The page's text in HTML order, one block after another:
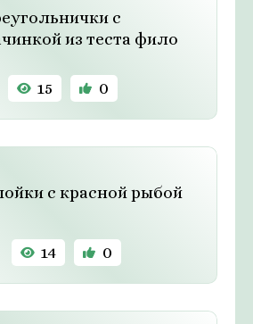
с
из теста фило
15 0
с красной рыбой
14 0